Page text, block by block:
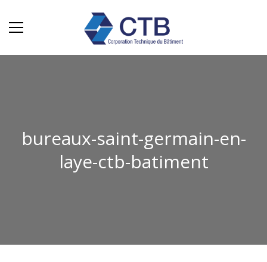
bureaux-saint-germain-en-
laye-ctb-batiment